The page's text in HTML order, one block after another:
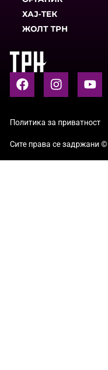
ХАЈ-ТЕК
ЖОЛТ ТРН
Политика за приватност
Сите права се задржани